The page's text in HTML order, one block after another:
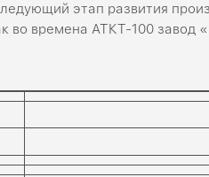
этап развития
времена АТКТ-100 завод